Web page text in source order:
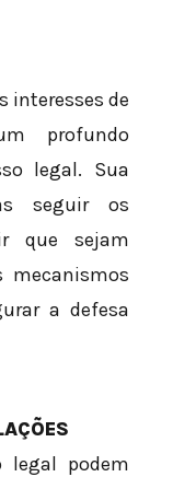
interesses de
profundo
legal. Sua
seguir os
que sejam
mecanismos
a defesa
legal podem